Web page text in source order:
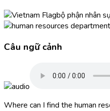
bộ phận nhân
Câu ngữ cảnh
Where can I find the human